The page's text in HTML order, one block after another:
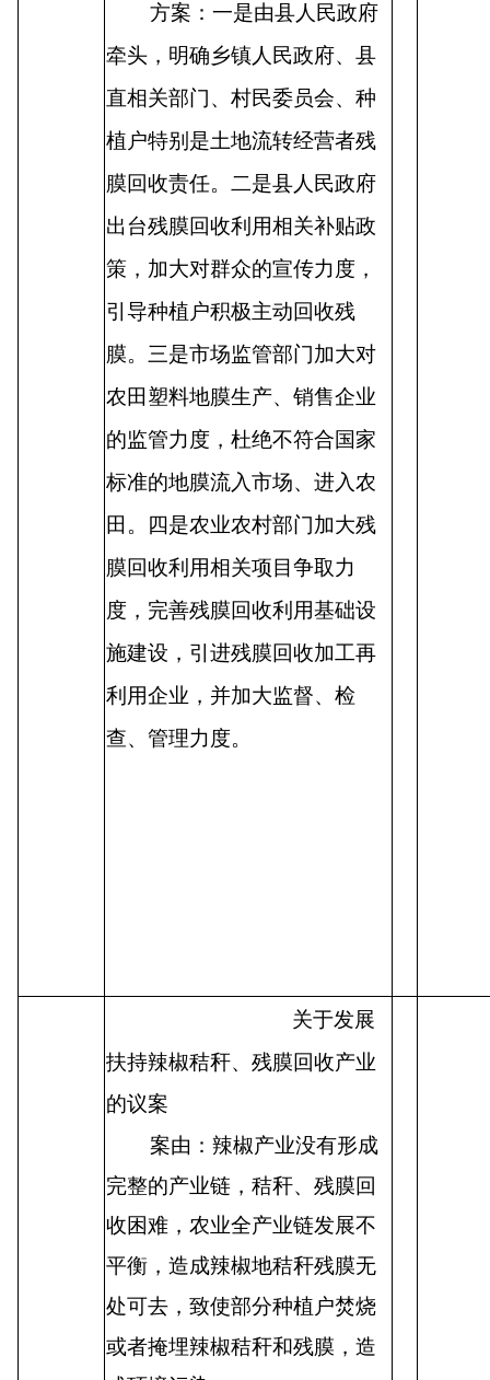
方案：一是由县人民政府
牵头，明确乡镇人民政府、县
直相关部门、村民委员会、种
植户特别是土地流转经营者残
膜回收责任。二是县人民政府
出台残膜回收利用相关补贴政
策，加大对群众的宣传力度，
引导种植户积极主动回收残
膜。三是市场监管部门加大对
农田塑料地膜生产、销售企业
的监管力度，杜绝不符合国家
标准的地膜流入市场、进入农
田。四是农业农村部门加大残
膜回收利用相关项目争取力
度，完善残膜回收利用基础设
施建设，引进残膜回收加工再
利用企业，并加大监督、检
查、管理力度。
关于发展
扶持辣椒秸秆、残膜回收产业
的议案
案由：辣椒产业没有形成
完整的产业链，秸秆、残膜回
收困难，农业全产业链发展不
平衡，造成辣椒地秸秆残膜无
处可去，致使部分种植户焚烧
或者掩埋辣椒秸秆和残膜，造